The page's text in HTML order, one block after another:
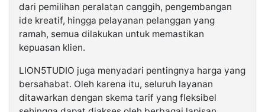
dari pemilihan peralatan canggih, pengembangan
ide kreatif, hingga pelayanan pelanggan yang
ramah, semua dilakukan untuk memastikan
kepuasan klien.
LION5TUDIO juga menyadari pentingnya harga yang
bersahabat. Oleh karena itu, seluruh layanan
ditawarkan dengan skema tarif yang fleksibel